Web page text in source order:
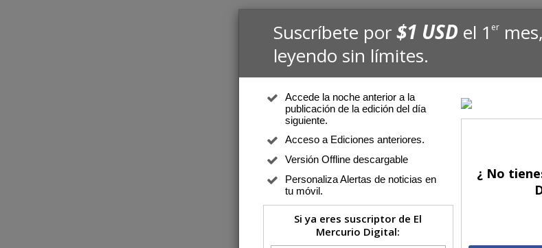
Suscríbete por$1 USD el 1er
leyendo sin límites.
Accede la noche anterior a la
publicación de la edición del día
siguiente.
Acceso a Ediciones anteriores.
Versión Offline descargable
Personaliza Alertas de noticias en
tu móvil.
Si ya eres suscriptor de El
Mercurio Digital:
¿ No